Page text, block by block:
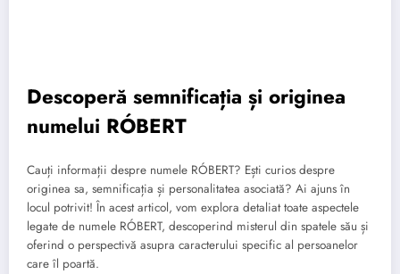
Descoperă semnificația și originea
numelui RÓBERT
Cauți informații despre numele RÓBERT? Ești curios despre
originea sa, semnificația și personalitatea asociată? Ai ajuns în
locul potrivit! În acest articol, vom explora detaliat toate aspectele
legate de numele RÓBERT, descoperind misterul din spatele său și
oferind o perspectivă asupra caracterului specific al persoanelor
care îl poartă.